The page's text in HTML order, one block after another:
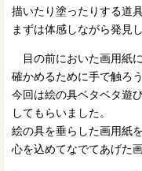
描いたり塗ったりする道
まずは体感しながら発見
目の前においた画用紙
確かめるために手で触ろ
今回は絵の具ベタベタ遊
してもらいました。
絵の具を垂らした画用紙
心を込めてなでてあげた